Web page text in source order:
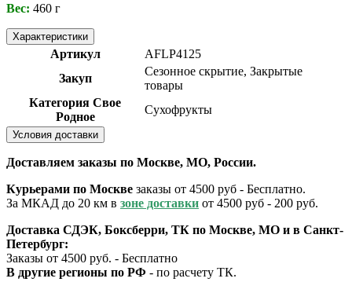
Вес: 460 г
Характеристики
Артикул
AFLP4125
Закуп
Сезонное скрытие, Закрытые
товары
Категория Свое
Родное
Сухофрукты
Условия доставки
Доставляем заказы по Москве, МО, России.
Курьерами по Москве заказы от 4500 руб - Бесплатно.
За МКАД до 20 км в зоне доставки от 4500 руб - 200 руб.
Доставка СДЭК, Боксберри, ТК по Москве, МО и в Санкт-
Петербург:
Заказы от 4500 руб. - Бесплатно
В другие регионы по РФ - по расчету ТК.